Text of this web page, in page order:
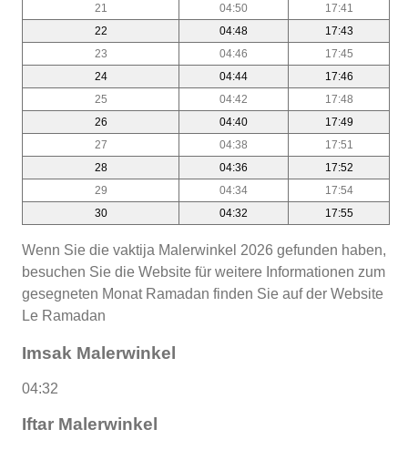
21
04:50
17:41
22
04:48
17:43
23
04:46
17:45
24
04:44
17:46
25
04:42
17:48
26
04:40
17:49
27
04:38
17:51
28
04:36
17:52
29
04:34
17:54
30
04:32 17:55
Wenn Sie die vaktija Malerwinkel 2026 gefunden haben,
besuchen Sie die Website für weitere Informationen zum
gesegneten Monat Ramadan finden Sie auf der Website
Le Ramadan
Imsak Malerwinkel
04:32
Iftar Malerwinkel